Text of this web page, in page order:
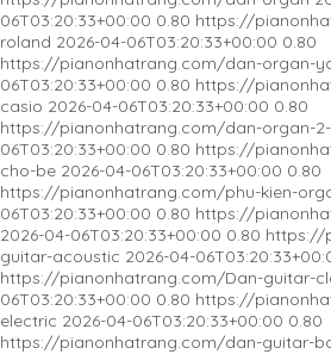
06T03:20:33+00:00 0.80 https://
roland 2026-04-06T03:20:33+00:00 0.80
https://pianonhatrang.com/dan-organ-
06T03:20:33+00:00 0.80 https://
casio 2026-04-06T03:20:33+00:00 0.80
https://pianonhatrang.com/dan-organ-
06T03:20:33+00:00 0.80 https://
cho-be 2026-04-06T03:20:33+00:00 0.80
https://pianonhatrang.com/phu-kien-
06T03:20:33+00:00 0.80 https://
2026-04-06T03:20:33+00:00 0.80 https://
guitar-acoustic 2026-04-
https://pianonhatrang.com/Dan-guitar-
06T03:20:33+00:00 0.80 https://
electric 2026-04-06T03:20:33+00:00 0.80
https://pianonhatrang.com/dan-guitar-